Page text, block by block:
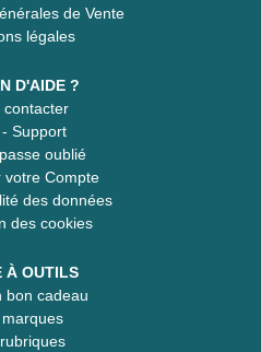
de Vente
légales
D'AIDE ?
contacter
- Support
oublié
votre Compte
des données
des cookies
À OUTILS
bon cadeau